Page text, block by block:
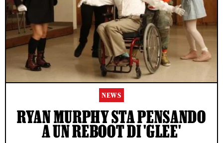
NEWS
RYAN MURPHY STA PENSANDO
A UN REBOOT DI 'GLEE'